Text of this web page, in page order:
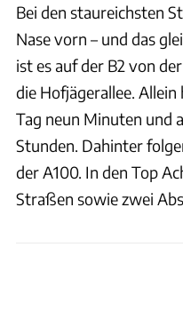
Bei den staureichsten
Nase vorn – und das
ist es auf der B2 von
die Hofjägerallee.
Tag neun Minuten und
Stunden. Dahinter
der A100. In den Top
Straßen sowie zwei